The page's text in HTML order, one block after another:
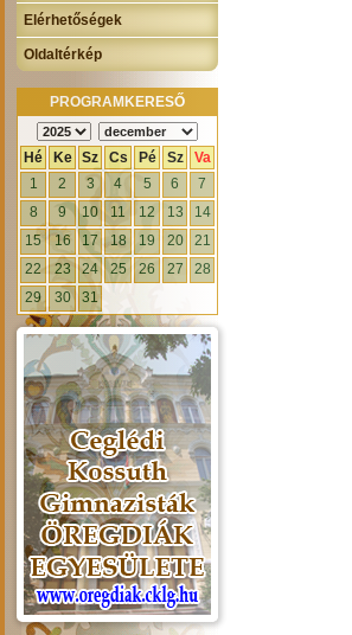
Elérhetőségek
Oldaltérkép
PROGRAMKERESŐ
Hé Ke Sz Cs Pé Sz
Va
1
2 3 4 5 6
7
8
9 10 11 12 13
14
15
16 17 18 19 20
21
22
23 24 25 26 27
28
29
30 31